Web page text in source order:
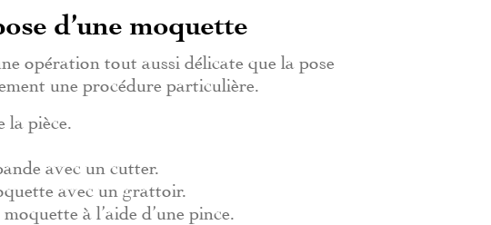
d’une moquette
opération tout aussi délicate que la pose
une procédure particulière.
la pièce.
avec un cutter.
avec un grattoir.
à l’aide d’une pince.